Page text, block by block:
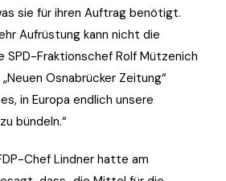
sie für ihren Auftrag benötigt.
Aufrüstung kann nicht die
SPD-Fraktionschef Rolf Mützenich
Osnabrücker Zeitung“
in Europa endlich unsere
bündeln.“
Chef Lindner hatte am